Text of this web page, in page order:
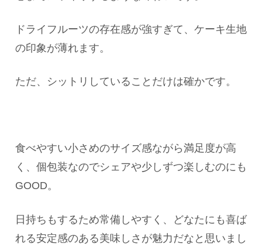
ドライフルーツの存在感が強すぎて、ケーキ生地
の印象が薄れます。
ただ、シットリしていることだけは確かです。
食べやすい小さめのサイズ感ながら満足度が高
く、個包装なのでシェアや少しずつ楽しむのにも
GOOD。
日持ちもするため常備しやすく、どなたにも喜ば
れる安定感のある美味しさが魅力だなと思いまし